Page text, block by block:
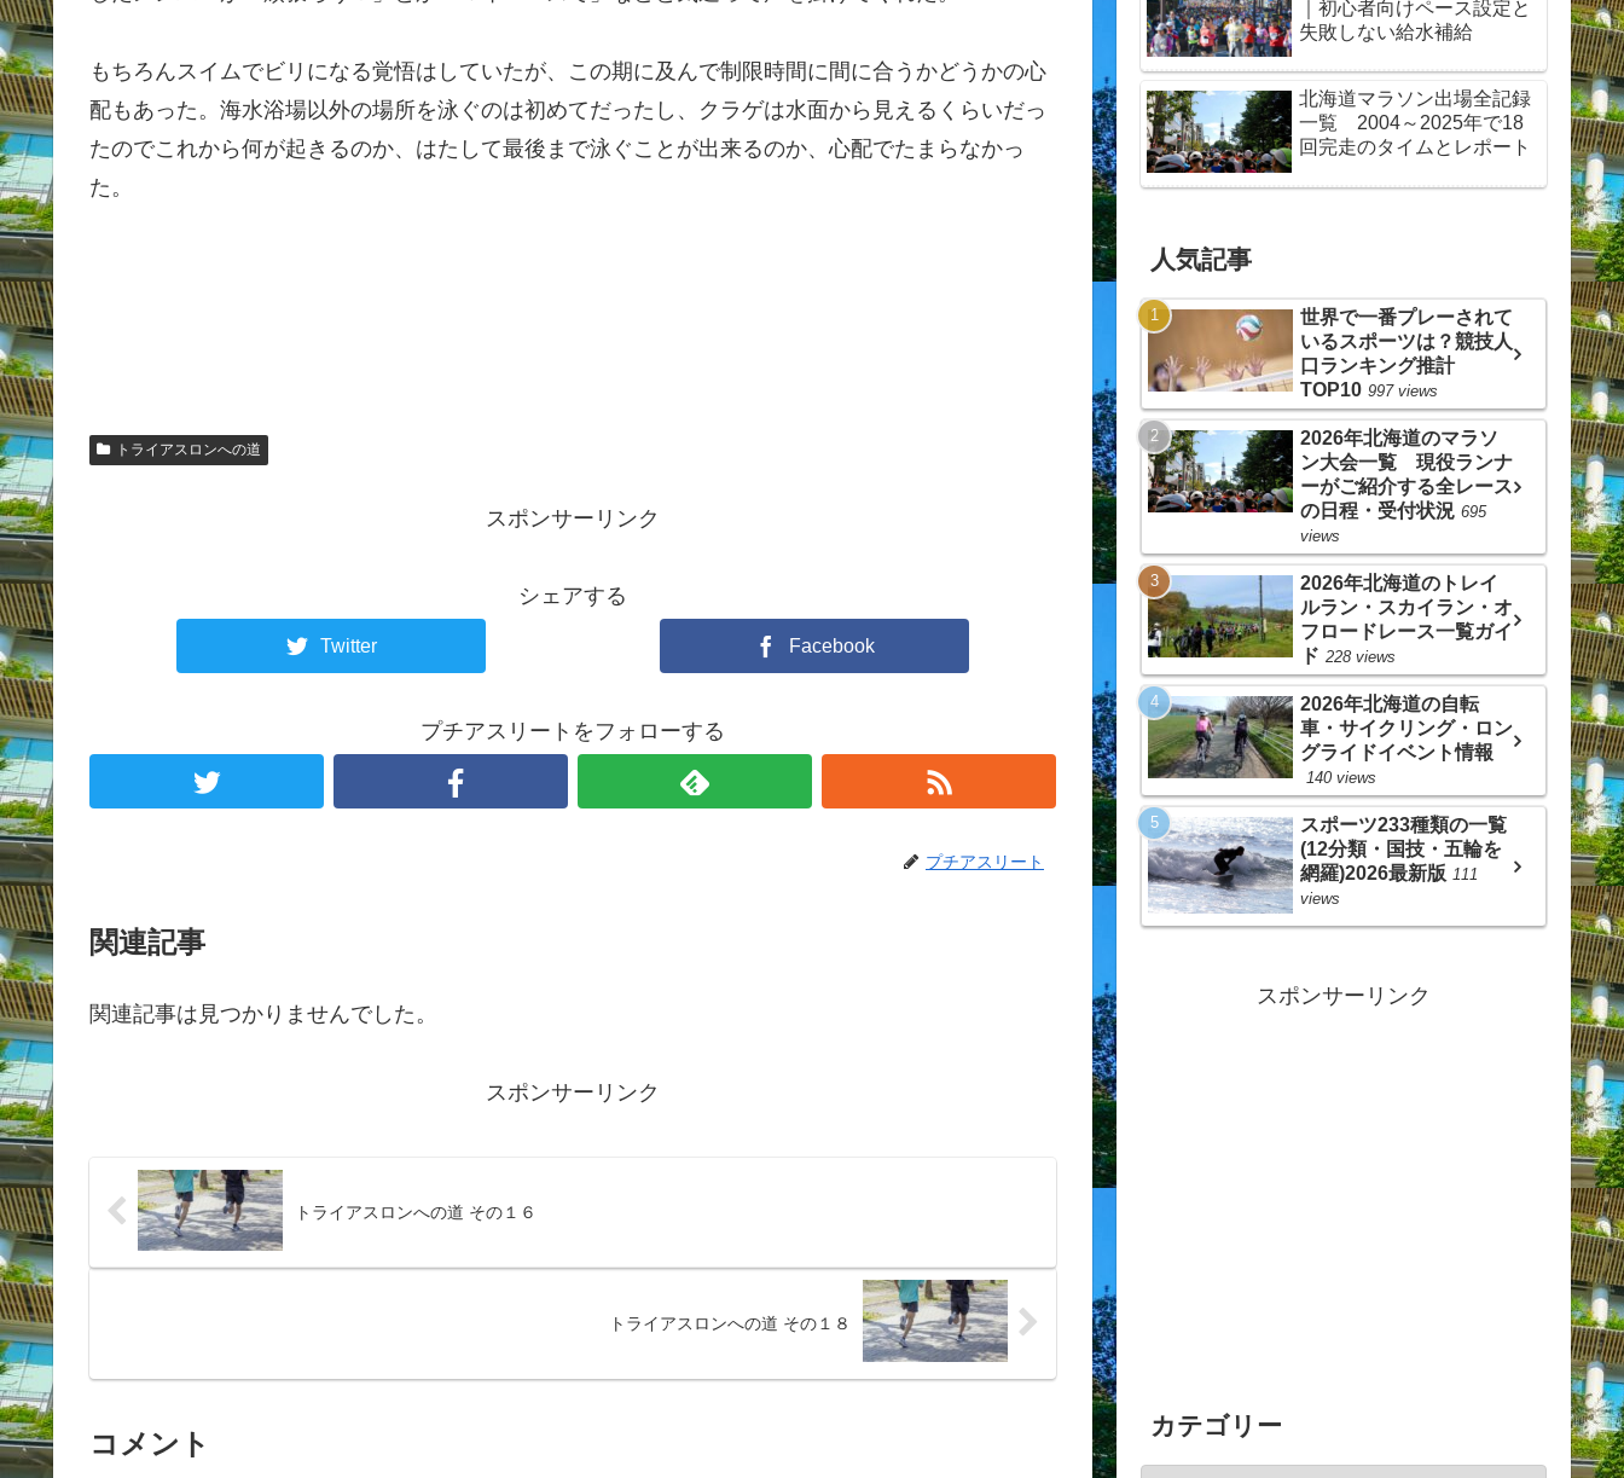
もちろんスイムでビリになる覚悟はしていたが、この期に及んで制限時間に間に合うかどうかの心
配もあった。海水浴場以外の場所を泳ぐのは初めてだったし、クラゲは水面から見えるくらいだっ
たのでこれから何が起きるのか、はたして最後まで泳ぐことが出来るのか、心配でたまらなかっ
た。
トライアスロンへの道
スポンサーリンク
シェアする
Twitter Facebook
プチアスリートをフォローする
プチアスリート
関連記事
関連記事は見つかりませんでした。
スポンサーリンク
トライアスロンへの道 その１６
トライアスロンへの道 その１８
コメント
｜初心者向けペース設定と
失敗しない給水補給
北海道マラソン出場全記録
一覧 2004～2025年で18
回完走のタイムとレポート
人気記事
世界で一番プレーされて
いるスポーツは？競技人
口ランキング推計
TOP10 997 views
2026年北海道のマラソ
ン大会一覧 現役ランナ
ーがご紹介する全レース
の日程・受付状況 695
views
2026年北海道のトレイ
ルラン・スカイラン・オ
フロードレース一覧ガイ
ド 228 views
2026年北海道の自転
車・サイクリング・ロン
グライドイベント情報
140 views
スポーツ233種類の一覧
(12分類・国技・五輪を
網羅)2026最新版 111
views
スポンサーリンク
カテゴリー